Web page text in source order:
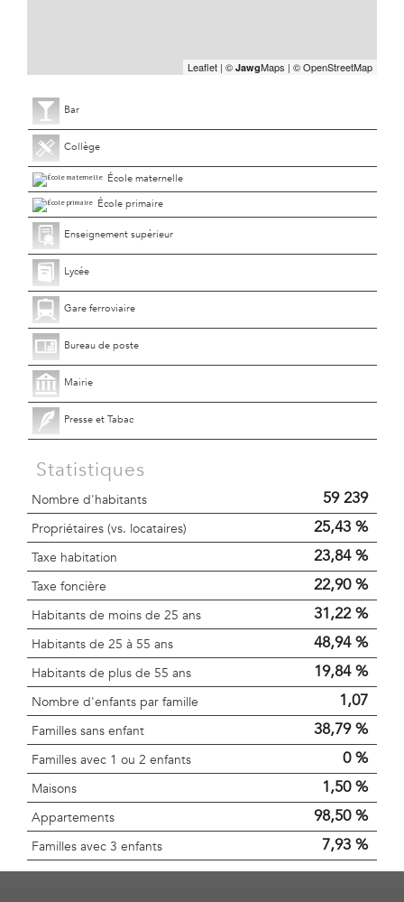
Leaflet | © JawgMaps | © OpenStreetMap
Bar
Collège
École maternelle
École primaire
Enseignement supérieur
Lycée
Gare ferroviaire
Bureau de poste
Mairie
Presse et Tabac
Statistiques
Nombre d'habitants 59 239
Propriétaires (vs. locataires) 25,43 %
Taxe habitation 23,84 %
Taxe foncière 22,90 %
Habitants de moins de 25 ans 31,22 %
Habitants de 25 à 55 ans 48,94 %
Habitants de plus de 55 ans 19,84 %
Nombre d'enfants par famille 1,07
Familles sans enfant 38,79 %
Familles avec 1 ou 2 enfants 0 %
Maisons 1,50 %
Appartements 98,50 %
Familles avec 3 enfants 7,93 %